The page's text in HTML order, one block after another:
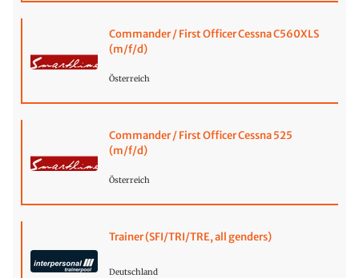
Commander / First Officer Cessna C560XLS
(m/f/d)
Österreich
Commander / First Officer Cessna 525
(m/f/d)
Österreich
Trainer (SFI/TRI/TRE, all genders)
Deutschland